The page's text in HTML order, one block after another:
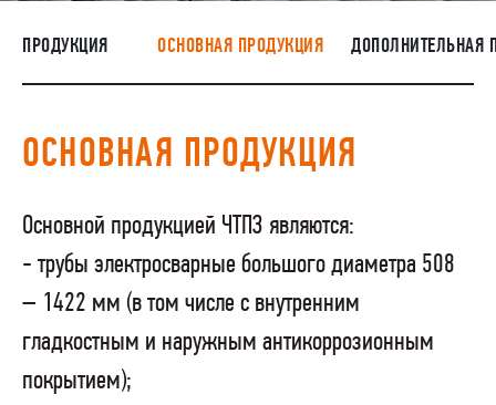
НАШИ ЛЮДИ
ОКРУЖАЮЩАЯ СРЕДА
ТМЦ И НЕПРОФИЛЬНАЯ ПРОДУКЦИЯ
ПРОДУКЦИЯ ОСНОВНАЯ ПРОДУКЦИЯ ДОПОЛНИТЕЛЬНАЯ
ОСНОВНАЯ ПРОДУКЦИЯ
Основной продукцией ЧТПЗ являются:
- трубы электросварные большого диаметра 508
– 1422 мм (в том числе с внутренним
гладкостным и наружным антикоррозионным
покрытием);